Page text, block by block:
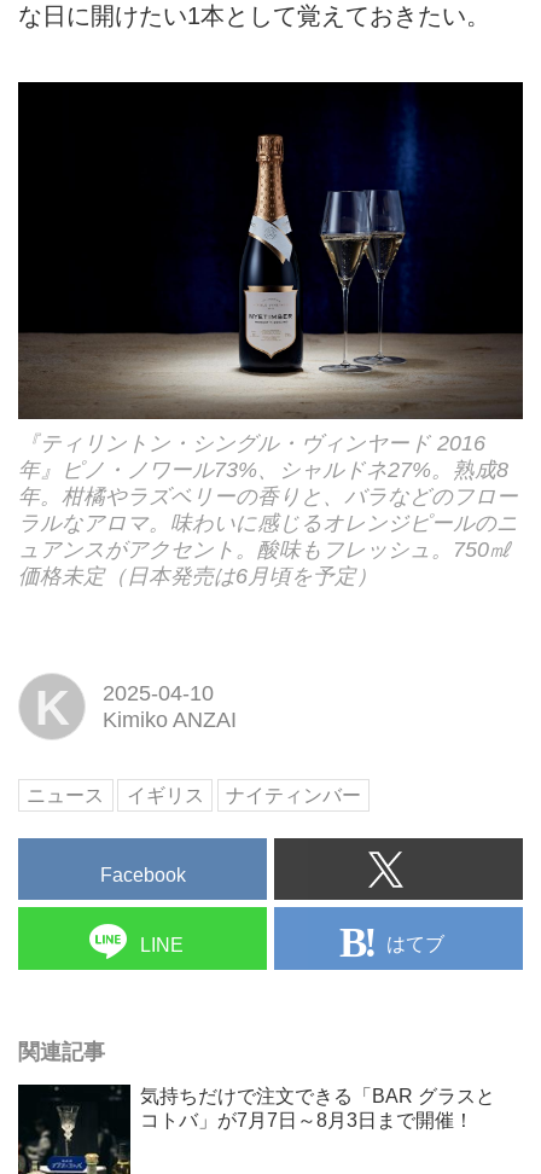
な日に開けたい1本として覚えておきたい。
『ティリントン・シングル・ヴィンヤード 2016
年』ピノ・ノワール73%、シャルドネ27%。熟成8
年。柑橘やラズベリーの香りと、バラなどのフロー
ラルなアロマ。味わいに感じるオレンジピールのニ
ュアンスがアクセント。酸味もフレッシュ。750㎖
価格未定（日本発売は6月頃を予定）
K
2025-04-10
Kimiko ANZAI
ニュース イギリス ナイティンバー
Facebook
LINE はてブ
関連記事
気持ちだけで注文できる「BAR グラスと
コトバ」が7月7日～8月3日まで開催！